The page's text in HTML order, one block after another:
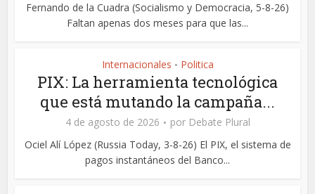
Fernando de la Cuadra (Socialismo y Democracia, 5-8-26)
Faltan apenas dos meses para que las...
Internacionales • Politica
PIX: La herramienta tecnológica
que está mutando la campaña...
4 de agosto de 2026 por Debate Plural
Ociel Alí López (Russia Today, 3-8-26) El PIX, el sistema de
pagos instantáneos del Banco...